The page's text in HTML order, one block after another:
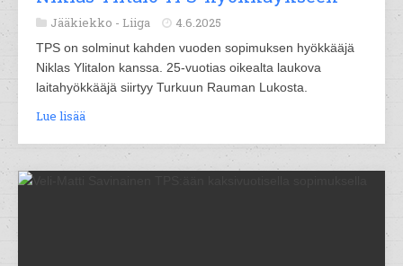
Jääkiekko - Liiga 4.6.2025
TPS on solminut kahden vuoden sopimuksen hyökkääjä
Niklas Ylitalon kanssa. 25-vuotias oikealta laukova
laitahyökkääjä siirtyy Turkuun Rauman Lukosta.
Lue lisää